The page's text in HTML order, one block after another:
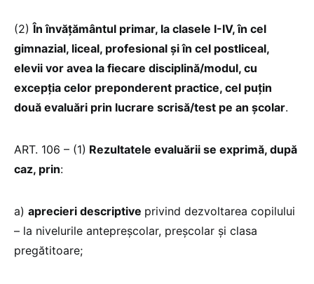
(2)În învăţământul primar, la clasele I-IV, în cel
gimnazial, liceal, profesional şi în cel postliceal,
elevii vor avea la fiecare disciplină/modul, cu
excepţia celor preponderent practice, cel puţin
două evaluări prin lucrare scrisă/test pe an şcolar.
ART. 106 – (1) Rezultatele evaluării se exprimă, după
caz, prin:
a) aprecieri descriptive privind dezvoltarea copilului
– la nivelurile antepreşcolar, preşcolar şi clasa
pregătitoare;